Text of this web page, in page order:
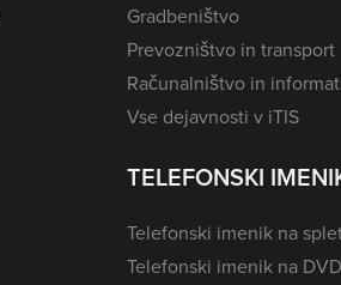
Gradbeništvo
Prevozništvo in transport
Računalništvo in
Vse dejavnosti v iTIS
TELEFONSKI
Telefonski imenik na
Telefonski imenik na